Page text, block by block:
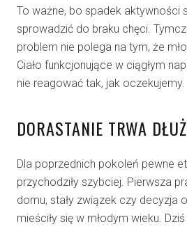
To ważne, bo spadek aktywności
sprowadzić do braku chęci.
problem nie polega na tym, że
Ciało funkcjonujące w ciągłym
nie reagować tak, jak oczekujemy.
DORASTANIE TRWA
Dla poprzednich pokoleń pewne
przychodziły szybciej. Pierwsza
domu, stały związek czy decyzja
mieściły się w młodym wieku.